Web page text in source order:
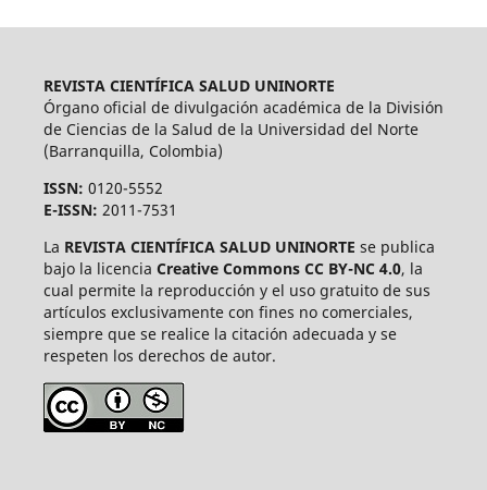
REVISTA CIENTÍFICA SALUD UNINORTE
Órgano oficial de divulgación académica de la División
de Ciencias de la Salud de la Universidad del Norte
(Barranquilla, Colombia)
ISSN: 0120-5552
E-ISSN: 2011-7531
La REVISTA CIENTÍFICA SALUD UNINORTE se publica
bajo la licencia Creative Commons CC BY-NC 4.0, la
cual permite la reproducción y el uso gratuito de sus
artículos exclusivamente con fines no comerciales,
siempre que se realice la citación adecuada y se
respeten los derechos de autor.